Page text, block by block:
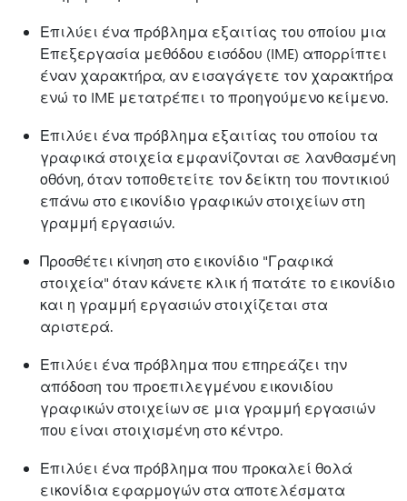
Επιλύει ένα πρόβλημα εξαιτίας του οποίου μια
Επεξεργασία μεθόδου εισόδου (IME) απορρίπτει
έναν χαρακτήρα, αν εισαγάγετε τον χαρακτήρα
ενώ το IME μετατρέπει το προηγούμενο κείμενο.
Επιλύει ένα πρόβλημα εξαιτίας του οποίου τα
γραφικά στοιχεία εμφανίζονται σε λανθασμένη
οθόνη, όταν τοποθετείτε τον δείκτη του ποντικιού
επάνω στο εικονίδιο γραφικών στοιχείων στη
γραμμή εργασιών.
Προσθέτει κίνηση στο εικονίδιο "Γραφικά
στοιχεία" όταν κάνετε κλικ ή πατάτε το εικονίδιο
και η γραμμή εργασιών στοιχίζεται στα
αριστερά.
Επιλύει ένα πρόβλημα που επηρεάζει την
απόδοση του προεπιλεγμένου εικονιδίου
γραφικών στοιχείων σε μια γραμμή εργασιών
που είναι στοιχισμένη στο κέντρο.
Επιλύει ένα πρόβλημα που προκαλεί θολά
εικονίδια εφαρμογών στα αποτελέσματα